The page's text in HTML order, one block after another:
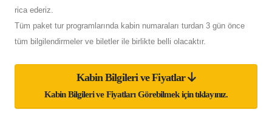
rica ederiz.
Tüm paket tur programlarında kabin numaraları turdan 3 gün önce
tüm bilgilendirmeler ve biletler ile birlikte belli olacaktır.
Kabin Bilgileri ve Fiyatlar
Kabin Bilgileri ve Fiyatları Görebilmek için tıklayınız.